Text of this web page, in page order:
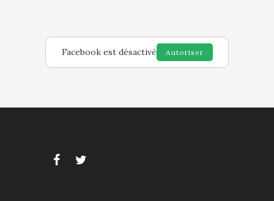
Facebook est désactivé Autoriser